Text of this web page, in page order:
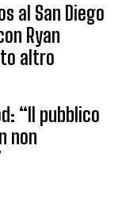
al San Diego
Ryan
altro
“Il pubblico
non